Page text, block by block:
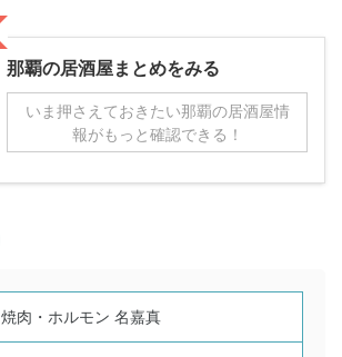
那覇の居酒屋まとめをみる
いま押さえておきたい那覇の居酒屋情
報がもっと確認できる！
焼肉・ホルモン 名嘉真